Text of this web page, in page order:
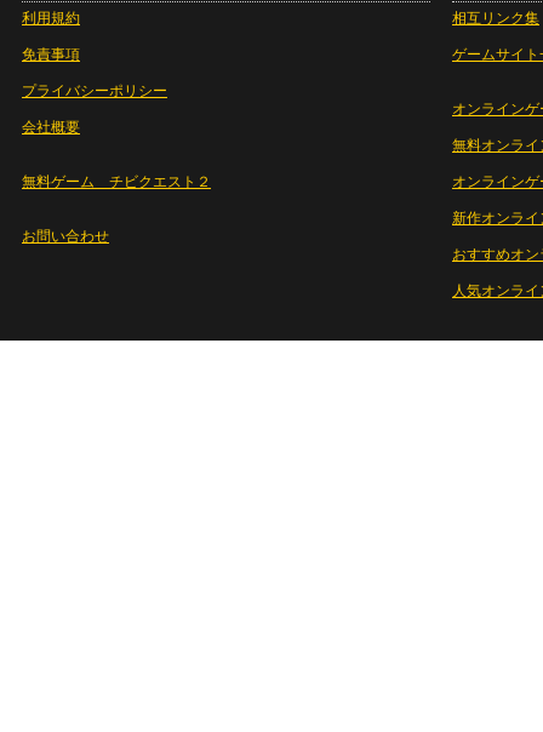
利用規約
免責事項
プライバシーポリシー
会社概要
無料ゲーム チビクエスト２
お問い合わせ
相互リンク集
ゲームサイト
オンラインゲ
無料オンライ
オンライン
新作オンライ
おすすめオ
人気オンラ